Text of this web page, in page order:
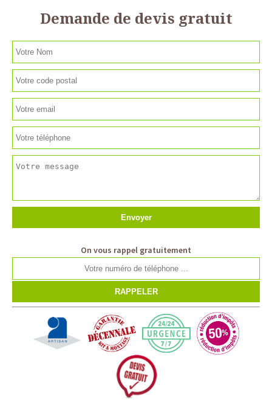
Demande de devis gratuit
On vous rappel gratuitement